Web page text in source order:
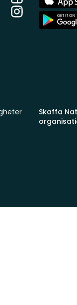
InstagramStore
App
Store
Skaffa